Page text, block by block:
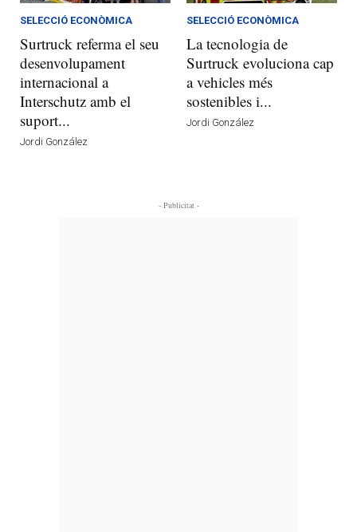
SELECCIÓ ECONÒMICA
Surtruck referma el seu
desenvolupament
internacional a
Interschutz amb el
suport...
Jordi González
SELECCIÓ ECONÒMICA
La tecnologia de
Surtruck evoluciona cap
a vehicles més
sostenibles i...
Jordi González
- Publicitat -